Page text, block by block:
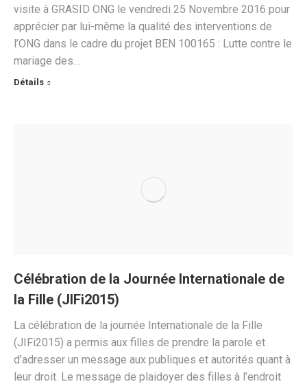
visite à GRASID ONG le vendredi 25 Novembre 2016 pour
apprécier par lui-même la qualité des interventions de
l’ONG dans le cadre du projet BEN 100165 : Lutte contre le
mariage des…
Détails
Célébration de la Journée Internationale de
la Fille (JIFi2015)
La célébration de la journée Internationale de la Fille
(JIFi2015) a permis aux filles de prendre la parole et
d’adresser un message aux publiques et autorités quant à
leur droit. Le message de plaidoyer des filles à l’endroit